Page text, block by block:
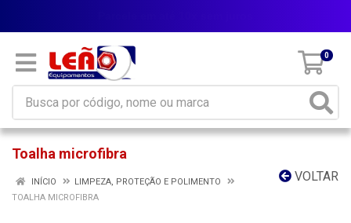
0
Toalha microfibra
VOLTAR
INÍCIO
LIMPEZA, PROTEÇÃO E POLIMENTO
TOALHA MICROFIBRA